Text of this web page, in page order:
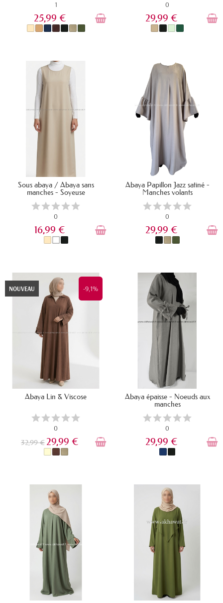
1
25,99 €
EN STOCK
0
29,99 €
EN STOCK
Sous abaya / Abaya sans
manches - Soyeuse
0
16,99 €
EN STOCK
Abaya Papillon Jazz satiné -
Manches volants
0
29,99 €
EN STOCK
NOUVEAU
-9,1%
Abaya Lin & Viscose
0
32,99 € 29,99 €
EN STOCK
Abaya épaisse - Noeuds aux
manches
0
29,99 €
EN STOCK